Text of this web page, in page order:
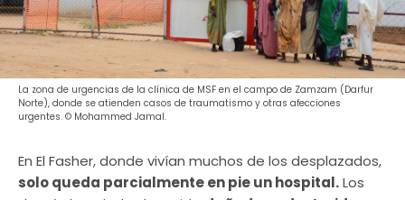
La zona de urgencias de la clínica de MSF en el campo de Zamzam (Darfur
Norte), donde se atienden casos de traumatismo y otras afecciones
urgentes. © Mohammed Jamal.
En El Fasher, donde vivían muchos de los desplazados,
solo queda parcialmente en pie un hospital.Los